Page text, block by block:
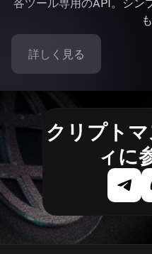
各ツール専用のAPI。シン
詳しく見る
クリプト
ィに